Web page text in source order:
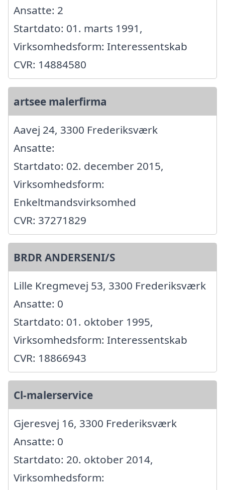
Ansatte: 2
Startdato: 01. marts 1991,
Virksomhedsform: Interessentskab
CVR: 14884580
artsee malerfirma
Aavej 24, 3300 Frederiksværk
Ansatte:
Startdato: 02. december 2015,
Virksomhedsform:
Enkeltmandsvirksomhed
CVR: 37271829
BRDR ANDERSENI/S
Lille Kregmevej 53, 3300 Frederiksværk
Ansatte: 0
Startdato: 01. oktober 1995,
Virksomhedsform: Interessentskab
CVR: 18866943
Cl-malerservice
Gjeresvej 16, 3300 Frederiksværk
Ansatte: 0
Startdato: 20. oktober 2014,
Virksomhedsform: